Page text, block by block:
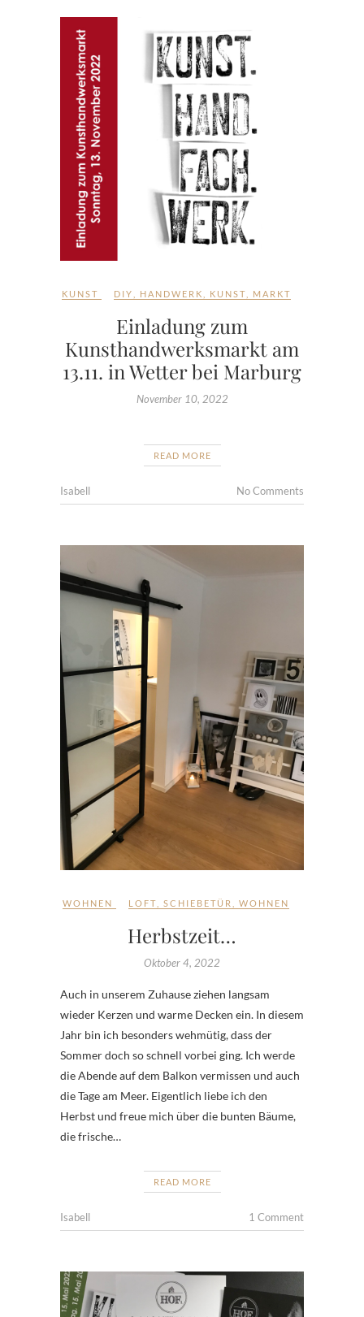
KUNST DIY HANDWERK KUNST MARKT
Einladung zum
Kunsthandwerksmarkt am
13.11. in Wetter bei Marburg
November 10, 2022
READ MORE
Isabell No Comments
WOHNEN LOFT SCHIEBETÜR WOHNEN
Herbstzeit…
Oktober 4, 2022
Auch in unserem Zuhause ziehen langsam
wieder Kerzen und warme Decken ein. In diesem
Jahr bin ich besonders wehmütig, dass der
Sommer doch so schnell vorbei ging. Ich werde
die Abende auf dem Balkon vermissen und auch
die Tage am Meer. Eigentlich liebe ich den
Herbst und freue mich über die bunten Bäume,
die frische…
READ MORE
Isabell 1 Comment